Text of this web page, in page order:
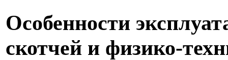
Особенности
скотчей и физико-